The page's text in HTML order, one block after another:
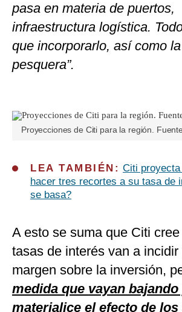
pasa en materia de puertos,
infraestructura logística.
que incorporarlo, así como
pesquera”.
Proyecciones de Citi para la región.
LEA TAMBIÉN: Citi
hacer tres recortes a su tasa de
se basa?
A esto se suma que Citi
tasas de interés van a
margen sobre la inversión,
medida que vayan bajando
materialice el efecto de los